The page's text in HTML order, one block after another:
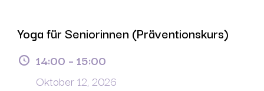
Yoga für Seniorinnen (Präventionskurs)
14:00 – 15:00
Oktober 12, 2026